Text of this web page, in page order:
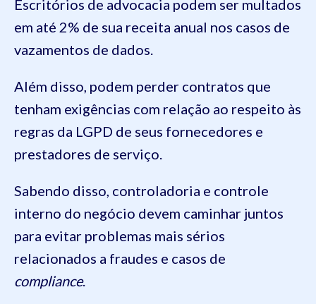
Escritórios de advocacia podem ser multados
em até 2% de sua receita anual nos casos de
vazamentos de dados.
Além disso, podem perder contratos que
tenham exigências com relação ao respeito às
regras da LGPD de seus fornecedores e
prestadores de serviço.
Sabendo disso, controladoria e controle
interno do negócio devem caminhar juntos
para evitar problemas mais sérios
relacionados a fraudes e casos de
compliance.